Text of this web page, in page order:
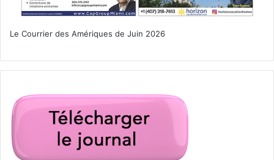
Le Courrier des Amériques de Juin 2026